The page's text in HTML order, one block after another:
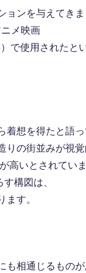
ョンを与えてき
メ映画
で使用されたと
着想を得たと語
りの街並みが視
高いとされてい
構図は、
す。
も相通じるもの